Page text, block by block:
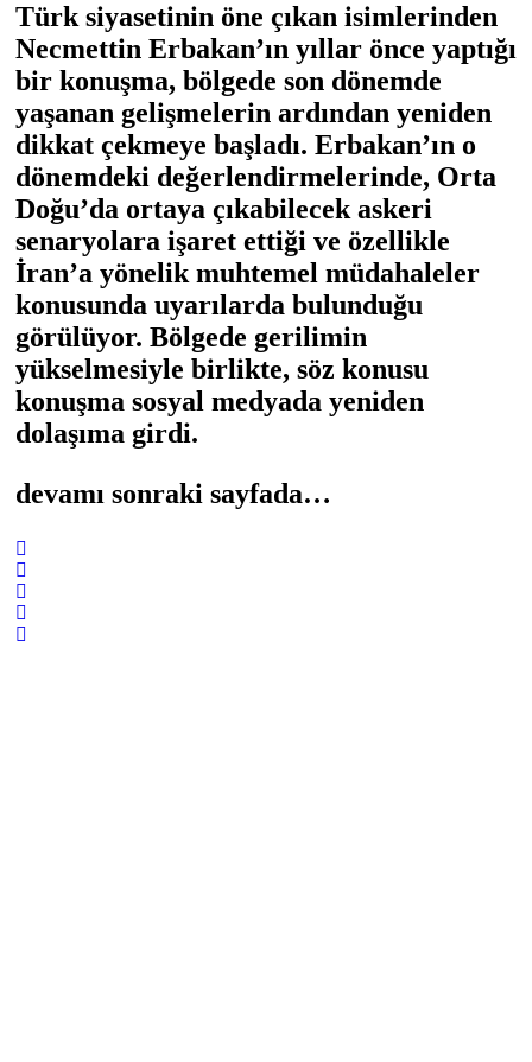
Türk siyasetinin öne çıkan isimlerinden
Necmettin Erbakan’ın yıllar önce yaptığı
bir konuşma, bölgede son dönemde
yaşanan gelişmelerin ardından yeniden
dikkat çekmeye başladı. Erbakan’ın o
dönemdeki değerlendirmelerinde, Orta
Doğu’da ortaya çıkabilecek askeri
senaryolara işaret ettiği ve özellikle
İran’a yönelik muhtemel müdahaleler
konusunda uyarılarda bulunduğu
görülüyor. Bölgede gerilimin
yükselmesiyle birlikte, söz konusu
konuşma sosyal medyada yeniden
dolaşıma girdi.
devamı sonraki sayfada…